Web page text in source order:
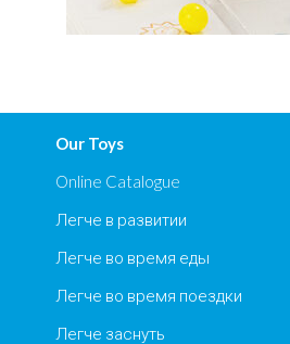
Our Toys
Online Catalogue
Легче в развитии
Легче во время еды
Легче во время поездки
Легче заснуть